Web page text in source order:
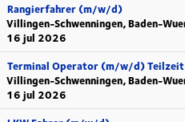
Rangierfahrer (m/w/d)
Villingen-Schwenningen, Baden-
16 jul 2026
Terminal Operator (m/w/d) Teilzeit
Villingen-Schwenningen, Baden-
16 jul 2026